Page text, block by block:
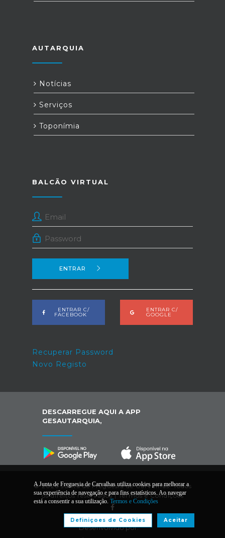
AUTARQUIA
Notícias
Serviços
Toponímia
BALCÃO VIRTUAL
ENTRAR
ENTRAR C/
FACEBOOK
ENTRAR C/
GOOGLE
Recuperar Password
Novo Registo
DESCARREGUE AQUI A APP
GESAUTARQUIA,
© 2026 Junta de Freguesia de Carvalhas. Todos
os direitos reservados |Termos e Condições
Desenvolvido por:
A Junta de Freguesia de Carvalhas utiliza cookies para melhorar a
sua experiência de navegação e para fins estatísticos. Ao navegar
está a consentir a sua utilização. Termos e Condições
Aceitar
Definiçoes de Cookies